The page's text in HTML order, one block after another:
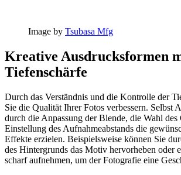
Image by Tsubasa Mfg
Kreative Ausdrucksformen
Tiefenschärfe
Durch das Verständnis und die Kontrolle der
Sie die Qualität Ihrer Fotos verbessern. Selbst
durch die Anpassung der Blende, die Wahl
Einstellung des Aufnahmeabstands die
Effekte erzielen. Beispielsweise können Sie
des Hintergrunds das Motiv hervorheben oder
scharf aufnehmen, um der Fotografie eine